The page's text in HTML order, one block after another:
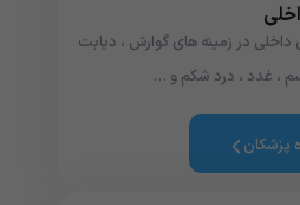
در زمینه های گوارش ، دیابت
، غدد ، درد شکم و …
پزشکان